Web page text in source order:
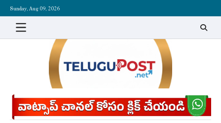
Skip
content
Sunday, Aug 09, 2026